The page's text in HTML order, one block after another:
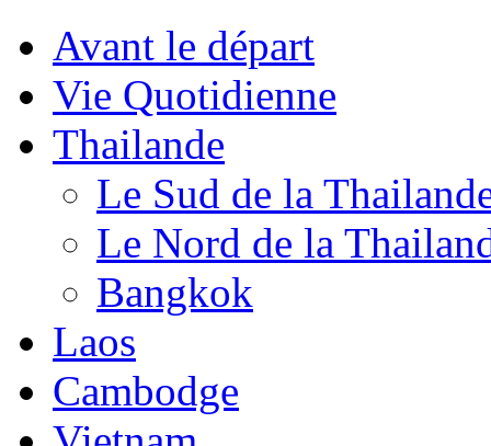
Avant le départ
Vie Quotidienne
Thailande
Le Sud de la
Le Nord de la
Bangkok
Laos
Cambodge